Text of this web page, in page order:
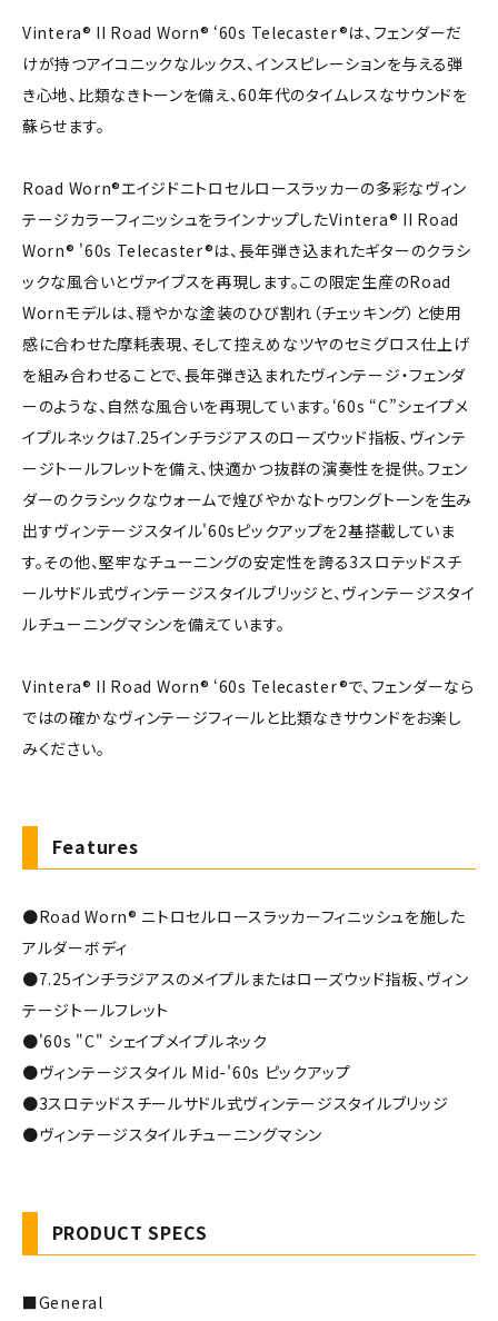
Vintera® II Road Worn® ‘60s Telecaster®は、フェンダーだ
けが持つアイコニックなルックス、インスピレーションを与える弾
き心地、比類なきトーンを備え、60年代のタイムレスなサウンドを
蘇らせます。
Road Worn®エイジドニトロセルロースラッカーの多彩なヴィン
テージカラーフィニッシュをラインナップしたVintera® II Road
Worn® '60s Telecaster®は、長年弾き込まれたギターのクラシ
ックな風合いとヴァイブスを再現します。この限定生産のRoad
Wornモデルは、穏やかな塗装のひび割れ（チェッキング）と使用
感に合わせた摩耗表現、そして控えめなツヤのセミグロス仕上げ
を組み合わせることで、長年弾き込まれたヴィンテージ・フェンダ
ーのような、自然な風合いを再現しています。‘60s “C”シェイプメ
イプルネックは7.25インチラジアスのローズウッド指板、ヴィンテ
ージトールフレットを備え、快適かつ抜群の演奏性を提供。フェン
ダーのクラシックなウォームで煌びやかなトゥワングトーンを生み
出すヴィンテージスタイル'60sピックアップを2基搭載していま
す。その他、堅牢なチューニングの安定性を誇る3スロテッドスチ
ールサドル式ヴィンテージスタイルブリッジと、ヴィンテージスタイ
ルチューニングマシンを備えています。
Vintera® II Road Worn® ‘60s Telecaster®で、フェンダーなら
ではの確かなヴィンテージフィールと比類なきサウンドをお楽し
みください。
Features
●Road Worn® ニトロセルロースラッカーフィニッシュを施した
アルダーボディ
●7.25インチラジアスのメイプルまたはローズウッド指板、ヴィン
テージトールフレット
●'60s "C" シェイプメイプルネック
●ヴィンテージスタイル Mid-'60s ピックアップ
●3スロテッドスチールサドル式ヴィンテージスタイルブリッジ
●ヴィンテージスタイルチューニングマシン
PRODUCT SPECS
■General